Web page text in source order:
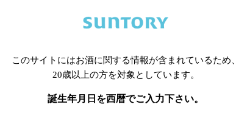
関連ページ
このサイトにはお酒に関する情報が含まれているため、
20歳以上の方を対象としています。
誕生年月日を西暦でご入力下さい。